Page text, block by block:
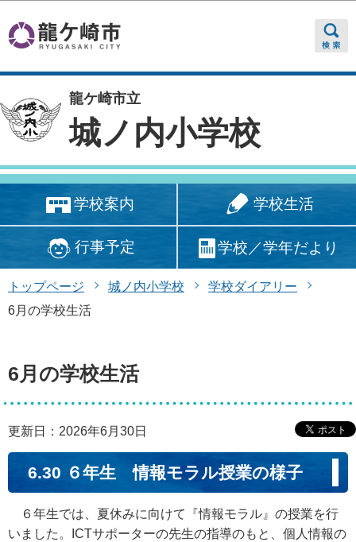
龍ケ崎市立
城ノ内小学校
学校案内 学校生活
行事予定 学校／学年だより
トップページ 城ノ内小学校
学校ダイアリー
6月の学校生活
6月の学校生活
更新日：2026年6月30日
6.30 ６年生 情報モラル授業の様子
６年生では、夏休みに向けて『情報モラル』の授業を行
いました。ICTサポーターの先生の指導のもと、個人情報の